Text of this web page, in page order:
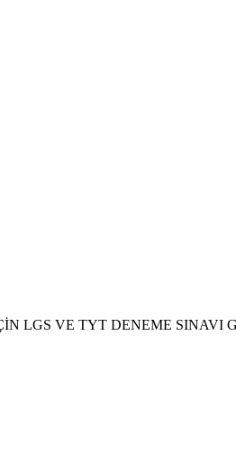
LGS VE TYT DENEME SINAVI